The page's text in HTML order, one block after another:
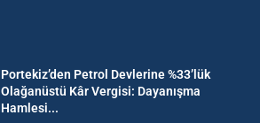
Portekiz’den Petrol Devlerine %33’lük
Olağanüstü Kâr Vergisi: Dayanışma
Hamlesi...